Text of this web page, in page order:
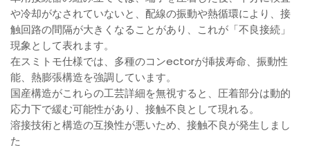
や冷却がなされていないと、配線の振動や熱循環により、接
触回路の間隔が大きくなることがあり、これが「不良接続」
現象として表れます。
在スミトモ仕様では、多種のコンectorが挿拔寿命、振動性
能、熱膨張構造を強調しています。
国産構造がこれらの工芸詳細を無視すると、圧着部分は動的
応力下で緩む可能性があり、接触不良として現れる。
溶接技術と構造の互換性が悪いため、接触不良が発生しまし
た